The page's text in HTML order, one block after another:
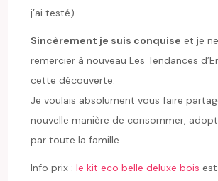
j’ai testé)
Sincèrement je suis conquise et je
remercier à nouveau Les Tendances
cette découverte.
Je voulais absolument vous faire
nouvelle manière de consommer,
par toute la famille.
Info prix :le kit eco belle deluxe bois